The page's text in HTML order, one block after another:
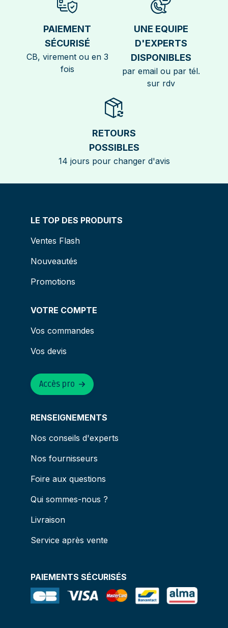
PAIEMENT
SÉCURISÉ
CB, virement ou en 3
fois
UNE EQUIPE
D'EXPERTS
DISPONIBLES
par email ou par tél.
sur rdv
RETOURS
POSSIBLES
14 jours pour changer d'avis
LE TOP DES PRODUITS
Ventes Flash
Nouveautés
Promotions
VOTRE COMPTE
Vos commandes
Vos devis
RENSEIGNEMENTS
Nos conseils d'experts
Nos fournisseurs
Foire aux questions
Qui sommes-nous ?
Livraison
Service après vente
Accès pro
PAIEMENTS SÉCURISÉS